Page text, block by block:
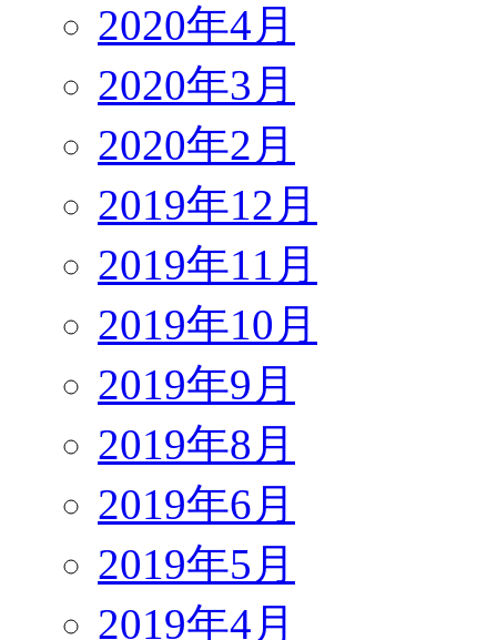
2020年4月
2020年3月
2020年2月
2019年12月
2019年11月
2019年10月
2019年9月
2019年8月
2019年6月
2019年5月
2019年4月